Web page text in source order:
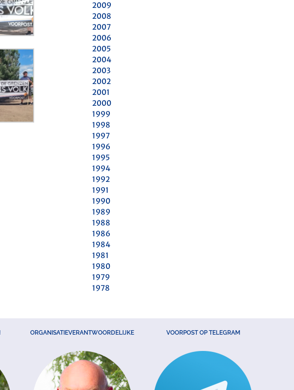
2009
2008
2007
2006
2005
2004
2003
2002
2001
2000
1999
1998
1997
1996
1995
1994
1992
1991
1990
1989
1988
1986
1984
1981
1980
1979
1978
ORGANISATIEVERANTWOORDELIJKE VOORPOST OP TELEGRAM